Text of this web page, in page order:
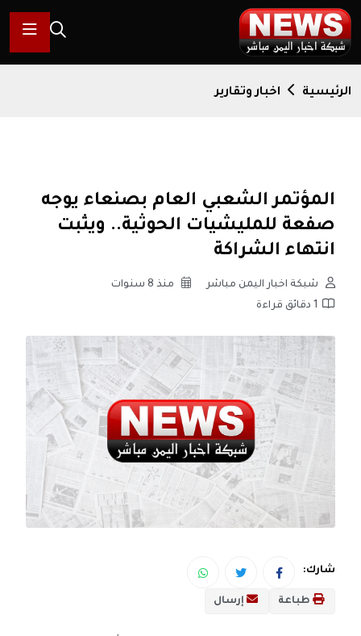
الرئيسية اخبار وتقارير
المؤتمر الشعبي العام بصنعاء يوجه
صفعة للمليشيات الحوثية.. ويثبت
انتهاء الشراكة
شبكة اخبار اليمن مباشر
منذ 8 سنوات
1 دقائق قراءة
شارك:
طباعة إرسال